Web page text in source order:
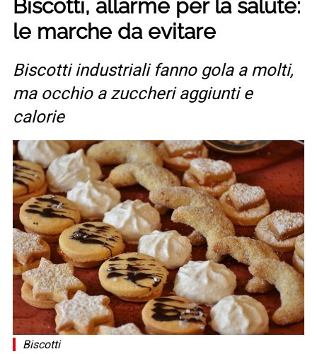
Biscotti, allarme per la salute:
le marche da evitare
Biscotti industriali fanno gola a molti,
ma occhio a zuccheri aggiunti e
calorie
Biscotti